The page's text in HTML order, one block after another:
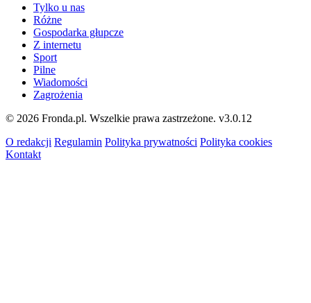
Tylko u nas
Różne
Gospodarka głupcze
Z internetu
Sport
Pilne
Wiadomości
Zagrożenia
© 2026 Fronda.pl. Wszelkie prawa zastrzeżone. v3.0.12
O redakcji Regulamin Polityka prywatności Polityka cookies
Kontakt